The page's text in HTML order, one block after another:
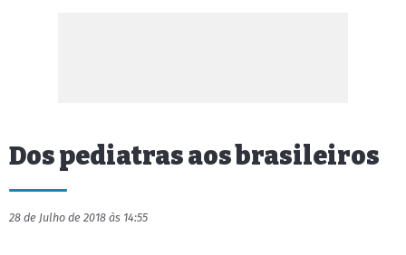
Dos pediatras aos brasileiros
28 de Julho de 2018 às 14:55